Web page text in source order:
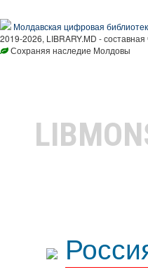
Молдавская цифровая
2019-2026, LIBRARY.MD -
Сохраняя наследие Молдовы